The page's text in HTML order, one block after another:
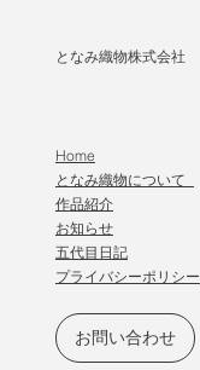
となみ織物株式会社
お問い合わせ
Home
となみ織物について
作品紹介
​お知らせ
五代目日記
プライバシーポリシー